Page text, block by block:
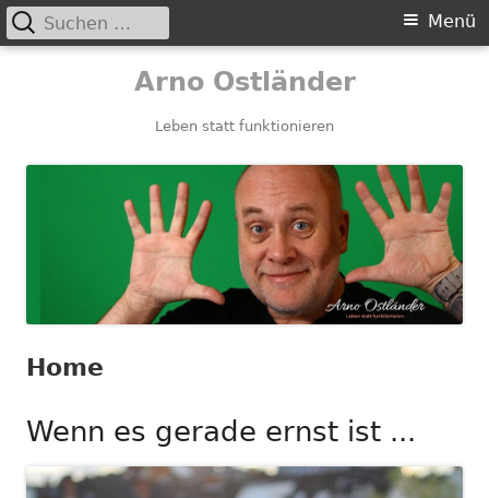
Arno Ostländer
Leben statt funktionieren
Primäres
Menü
Suchen
nach:
Home
Wenn es gerade ernst ist ...